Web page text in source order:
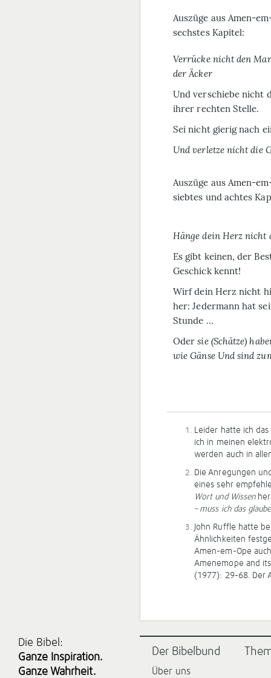
Auszüge aus Amen-
sechstes Kapitel:
Verrücke nicht den
der Äcker
Und verschiebe nicht
ihrer rechten Stelle.
Sei nicht gierig nach
Und verletze nicht die
Auszüge aus Amen-
siebtes und achtes
Hänge dein Herz nicht
Es gibt keinen, der
Geschick kennt!
Wirf dein Herz nicht
her: Jedermann hat
Stunde …
Odersie (Schätze)
wie Gänse Und sind
Leider hatte ich
ich in meinen
werden auch in
Die Anregungen
eines sehr
Wort und Wissen
– muss ich das
John Ruffle hatte
Ähnlichkeiten
Amen-em-Ope
Amenemope and
(1977): 29-68. Der
Die Bibel:
Ganze Inspiration.
Ganze Wahrheit.
Der Bibelbund
Über uns